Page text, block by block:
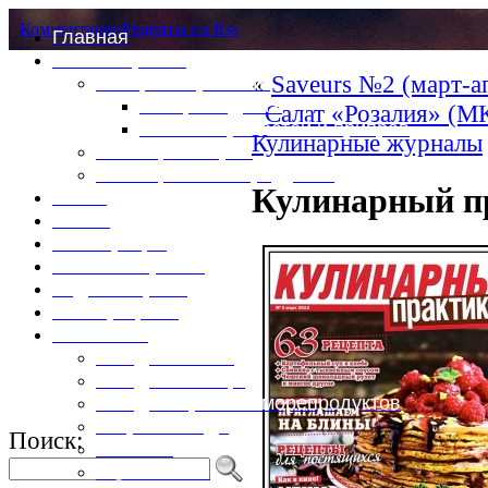
Главная
Специи и пряности
Специи и диета
Каталог пряностей и приправ
Таблица калорий
Блюда из рыбы и морепродуктов
Горяченькое
КомментарииРецепты по Rss
Поиск:
«Saveurs №2 (март-
Салат «Розалия»
Кулинарные журналы
Кулинарный